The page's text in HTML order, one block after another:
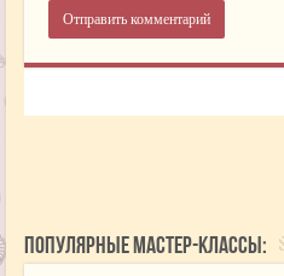
Популярные мастер-классы: